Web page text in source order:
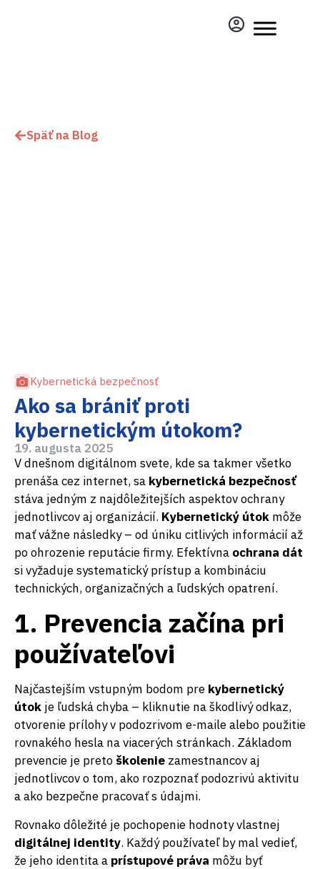
Kybernetická bezpečnosť
Ako sa brániť proti
kybernetickým útokom?
19. augusta 2025
Späť na Blog
V dnešnom digitálnom svete, kde sa takmer všetko
prenáša cez internet, sa kybernetická bezpečnosť
stáva jedným z najdôležitejších aspektov ochrany
jednotlivcov aj organizácií. Kybernetický útok môže
mať vážne následky – od úniku citlivých informácií až
po ohrozenie reputácie firmy. Efektívna ochrana dát
si vyžaduje systematický prístup a kombináciu
technických, organizačných a ľudských opatrení.
1. Prevencia začína pri
používateľovi
Najčastejším vstupným bodom pre kybernetický
útok je ľudská chyba – kliknutie na škodlivý odkaz,
otvorenie prílohy v podozrivom e-maile alebo použitie
rovnakého hesla na viacerých stránkach. Základom
prevencie je preto školenie zamestnancov aj
jednotlivcov o tom, ako rozpoznať podozrivú aktivitu
a ako bezpečne pracovať s údajmi.
Rovnako dôležité je pochopenie hodnoty vlastnej
digitálnej identity. Každý používateľ by mal vedieť,
že jeho identita a prístupové práva môžu byť